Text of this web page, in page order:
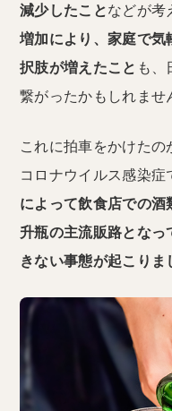
減少したことなどが考
増加により、家庭で気
択肢が増えたこと も、
繋がったかもしれませ
これに拍車をかけた
コロナウイルス感染症
によって飲食店での
升瓶の主流販路とな
きない事態が起こりま